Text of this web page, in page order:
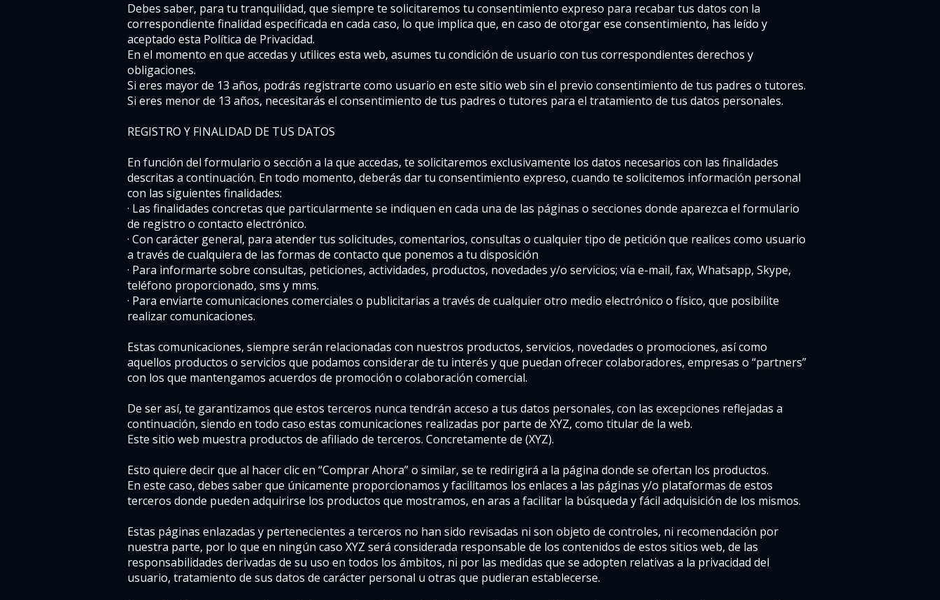
Debes saber, para tu tranquilidad, que siempre te solicitaremos tu consentimiento expreso para recabar tus datos con la
correspondiente finalidad especificada en cada caso, lo que implica que, en caso de otorgar ese consentimiento, has leído y
aceptado esta Política de Privacidad.
En el momento en que accedas y utilices esta web, asumes tu condición de usuario con tus correspondientes derechos y
obligaciones.
Si eres mayor de 13 años, podrás registrarte como usuario en este sitio web sin el previo consentimiento de tus padres o tutores.
Si eres menor de 13 años, necesitarás el consentimiento de tus padres o tutores para el tratamiento de tus datos personales.
REGISTRO Y FINALIDAD DE TUS DATOS
En función del formulario o sección a la que accedas, te solicitaremos exclusivamente los datos necesarios con las finalidades
descritas a continuación. En todo momento, deberás dar tu consentimiento expreso, cuando te solicitemos información personal
con las siguientes finalidades:
· Las finalidades concretas que particularmente se indiquen en cada una de las páginas o secciones donde aparezca el formulario
de registro o contacto electrónico.
· Con carácter general, para atender tus solicitudes, comentarios, consultas o cualquier tipo de petición que realices como usuario
a través de cualquiera de las formas de contacto que ponemos a tu disposición
· Para informarte sobre consultas, peticiones, actividades, productos, novedades y/o servicios; vía e-mail, fax, Whatsapp, Skype,
teléfono proporcionado, sms y mms.
· Para enviarte comunicaciones comerciales o publicitarias a través de cualquier otro medio electrónico o físico, que posibilite
realizar comunicaciones.
Estas comunicaciones, siempre serán relacionadas con nuestros productos, servicios, novedades o promociones, así como
aquellos productos o servicios que podamos considerar de tu interés y que puedan ofrecer colaboradores, empresas o “partners”
con los que mantengamos acuerdos de promoción o colaboración comercial.
De ser así, te garantizamos que estos terceros nunca tendrán acceso a tus datos personales, con las excepciones reflejadas a
continuación, siendo en todo caso estas comunicaciones realizadas por parte de XYZ, como titular de la web.
Este sitio web muestra productos de afiliado de terceros. Concretamente de (XYZ).
Esto quiere decir que al hacer clic en “Comprar Ahora” o similar, se te redirigirá a la página donde se ofertan los productos.
En este caso, debes saber que únicamente proporcionamos y facilitamos los enlaces a las páginas y/o plataformas de estos
terceros donde pueden adquirirse los productos que mostramos, en aras a facilitar la búsqueda y fácil adquisición de los mismos.
Estas páginas enlazadas y pertenecientes a terceros no han sido revisadas ni son objeto de controles, ni recomendación por
nuestra parte, por lo que en ningún caso XYZ será considerada responsable de los contenidos de estos sitios web, de las
responsabilidades derivadas de su uso en todos los ámbitos, ni por las medidas que se adopten relativas a la privacidad del
usuario, tratamiento de sus datos de carácter personal u otras que pudieran establecerse.